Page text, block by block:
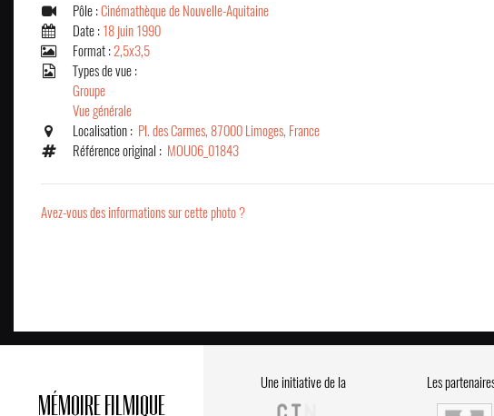
Pôle :Cinémathèque de Nouvelle-Aquitaine
Date : 18 juin 1990
Format : 2,5x3,5
Types de vue :
Groupe
Vue générale
Localisation : Pl. des Carmes, 87000 Limoges, France
Référence original : MOU06_01843
Avez-vous des informations sur cette photo ?
MÉMOIRE FILMIQUE
Une initiative de la Les